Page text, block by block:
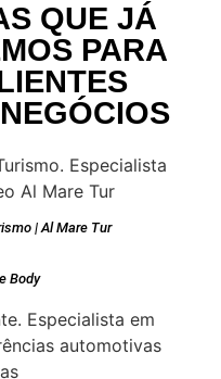
QUE JÁ
PARA
| Al Mare Tur
Body